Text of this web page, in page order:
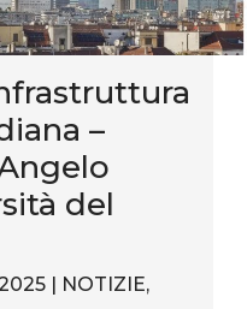
–
del
| NOTIZIE,